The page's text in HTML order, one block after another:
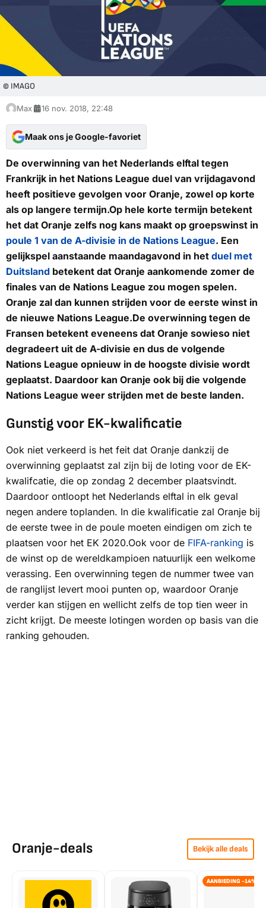
© IMAGO
Max 16 nov. 2018, 22:48
Maak ons je Google-favoriet
De overwinning van het Nederlands elftal tegen
Frankrijk in het Nations League duel van vrijdagavond
heeft positieve gevolgen voor Oranje, zowel op korte
als op langere termijn.Op hele korte termijn betekent
het dat Oranje zelfs nog kans maakt op groepswinst in
poule 1 van de A-divisie in de Nations League. Een
gelijkspel aanstaande maandagavond in het duel met
Duitsland betekent dat Oranje aankomende zomer de
finales van de Nations League zou mogen spelen.
Oranje zal dan kunnen strijden voor de eerste winst in
de nieuwe Nations League.De overwinning tegen de
Fransen betekent eveneens dat Oranje sowieso niet
degradeert uit de A-divisie en dus de volgende
Nations League opnieuw in de hoogste divisie wordt
geplaatst. Daardoor kan Oranje ook bij die volgende
Nations League weer strijden met de beste landen.
Gunstig voor EK-kwalificatie
Ook niet verkeerd is het feit dat Oranje dankzij de
overwinning geplaatst zal zijn bij de loting voor de EK-
kwalifcatie, die op zondag 2 december plaatsvindt.
Daardoor ontloopt het Nederlands elftal in elk geval
negen andere toplanden. In die kwalificatie zal Oranje bij
de eerste twee in de poule moeten eindigen om zich te
plaatsen voor het EK 2020.Ook voor de FIFA-ranking is
de winst op de wereldkampioen natuurlijk een welkome
verassing. Een overwinning tegen de nummer twee van
de ranglijst levert mooi punten op, waardoor Oranje
verder kan stijgen en wellicht zelfs de top tien weer in
zicht krijgt. De meeste lotingen worden op basis van die
ranking gehouden.
Oranje-deals Bekijk alle deals
AANBIEDING -14%